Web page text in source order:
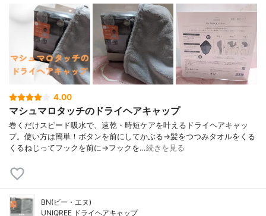
4.00
マシュマロタッチのドライヘアキャップ
巻くだけスピード吸水で、速乾・時短ケアを叶えるドライヘアキャッ
プ。使い方は簡単！ボタンを前にしてかぶる→髪をつつみタオルをくる
くるねじってフックを前に→フックを…続きを見る
BN(ビー・エヌ)
UNIQREE ドライヘアキャップ